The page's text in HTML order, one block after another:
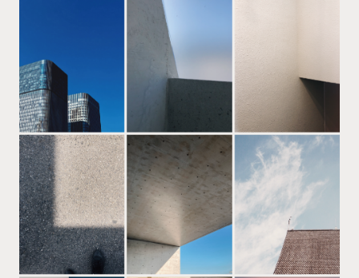
Message
私たちの初心・想い